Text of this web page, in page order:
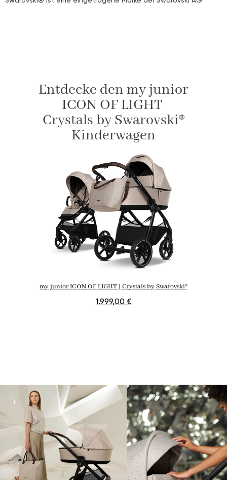
Entdecke den my junior
ICON OF LIGHT
Crystals by Swarovski®
Kinderwagen
my junior ICON OF LIGHT | Crystals by Swarovski®
1.999,00 €